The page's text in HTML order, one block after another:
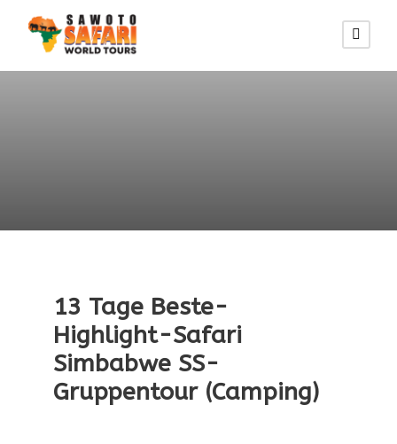
13 Tage Beste-
Highlight-Safari
Simbabwe SS-
Gruppentour (Camping)